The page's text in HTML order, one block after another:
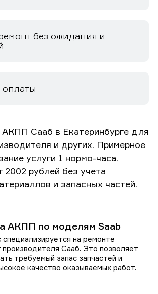
без ожидания и
АКПП Сааб в Екатеринбурге для
и других. Примерное
услуги 1 нормо-часа.
2002 рублей без учета
и запасных частей.
АКПП по моделям Saab
на ремонте
Сааб. Это позволяет
требуемый запас запчастей и
качество оказываемых работ.